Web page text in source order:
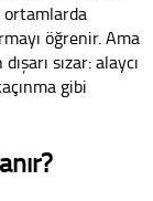
ortamlarda
öğrenir. Ama
sızar: alaycı
gibi